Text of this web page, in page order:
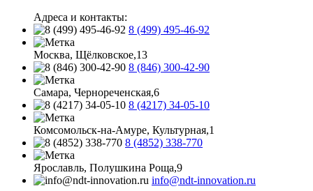
Адреса и контакты:
8 (499) 495-46-92
Москва, Щёлковское,13
8 (846) 300-42-90
Самара, Чернореченская,6
8 (4217) 34-05-10
Комсомольск-на-Амуре, Культурная,1
8 (4852) 338-770
Ярославль, Полушкина Роща,9
info@ndt-innovation.ru